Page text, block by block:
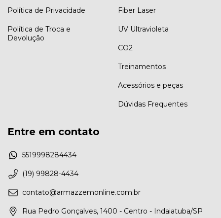
Política de Privacidade
Política de Troca e
Devolução
Fiber Laser
UV Ultravioleta
CO2
Treinamentos
Acessórios e peças
Dúvidas Frequentes
Entre em contato
5519998284434
(19) 99828-4434
contato@armazzemonline.com.br
Rua Pedro Gonçalves, 1400 - Centro - Indaiatuba/SP